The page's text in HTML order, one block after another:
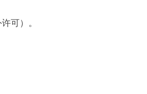
可）。